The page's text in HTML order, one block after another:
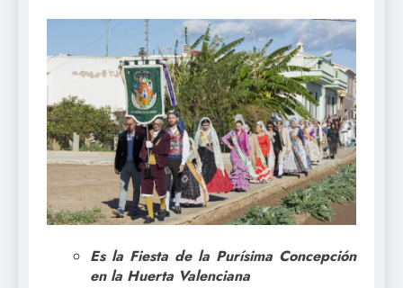
Es la Fiesta de la Purísima Concepción
en la Huerta Valenciana